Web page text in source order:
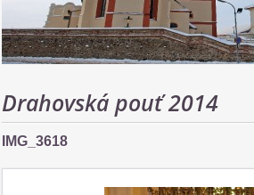
Drahovská pouť 2014
IMG_3618